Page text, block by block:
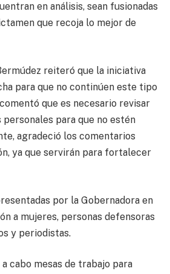
en análisis, sean fusionadas
que recoja lo mejor de
reiteró que la iniciativa
para que no continúen este tipo
que es necesario revisar
para que no estén
agradeció los comentarios
ya que servirán para fortalecer
por la Gobernadora en
a mujeres, personas defensoras
y periodistas.
cabo mesas de trabajo para